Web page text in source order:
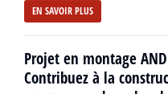
EN SAVOIR PLUS
Projet en montage
Contribuez à la